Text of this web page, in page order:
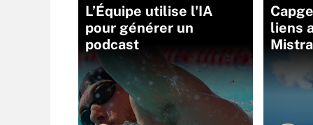
L’Équipe utilise l'IA
pour générer un
podcast
liens